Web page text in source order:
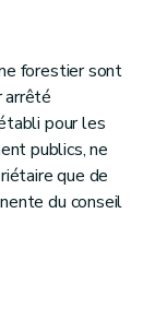
forestier sont
arrêté
pour les
publics, ne
que de
du conseil